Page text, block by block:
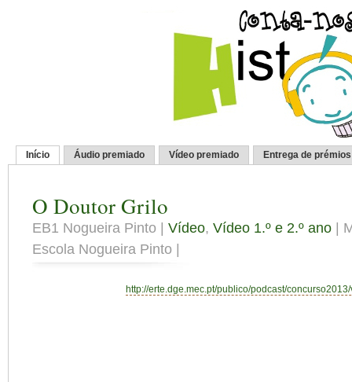
Início Áudio premiado Vídeo premiado Entrega de prémios
O Doutor Grilo
EB1 Nogueira Pinto | Vídeo, Vídeo 1.º e 2.º ano |
Escola Nogueira Pinto |
http://erte.dge.mec.pt/publico/podcast/